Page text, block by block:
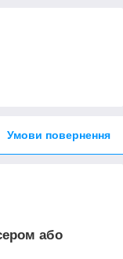
Умови повернення
або